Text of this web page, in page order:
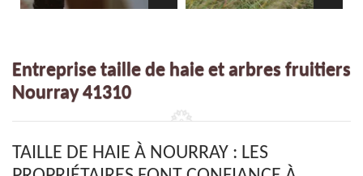
Entreprise taille de haie et arbres fruitiers
Nourray 41310
TAILLE DE HAIE À NOURRAY : LES